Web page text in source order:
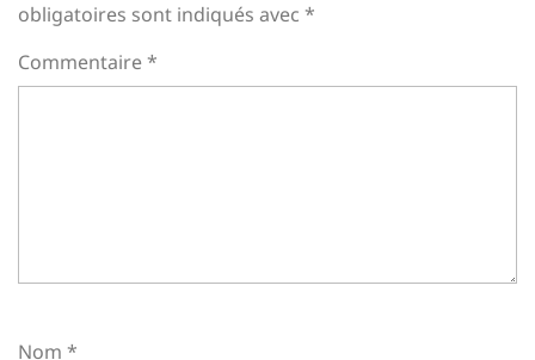
obligatoires sont indiqués avec *
Commentaire*
Nom *